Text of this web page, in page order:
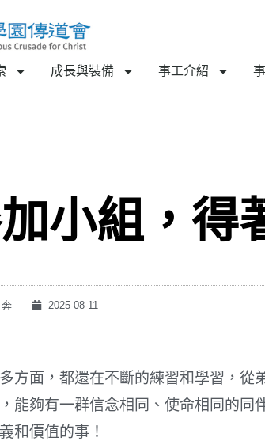
成長與裝備 事工介紹
小組，得
2025-08-11
方面，都還在不斷的練習和學習，從
能夠有一群信念相同、使命相同的
和價值的事！